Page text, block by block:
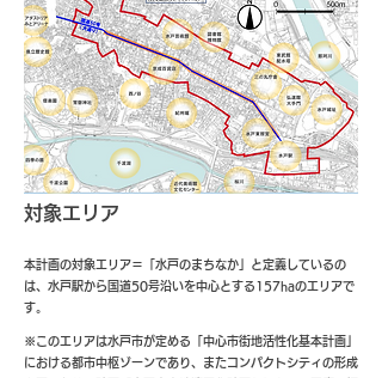
対象エリア
本計画の対象エリア＝「水戸のまちなか」と定義しているの
は、水戸駅から国道50号沿いを中心とする157haのエリアで
す。
※このエリアは水戸市が定める「中心市街地活性化基本計画」
における都市中枢ゾーンであり、またコンパクトシティの形成